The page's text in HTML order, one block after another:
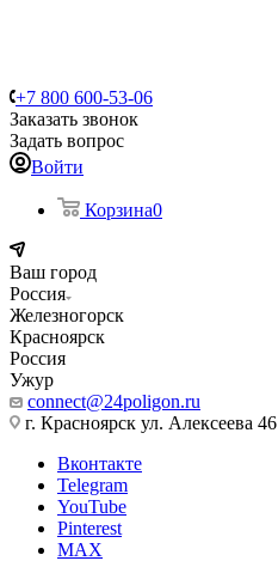
+7 800 600-53-06
Заказать звонок
Задать вопрос
Войти
Корзина0
Ваш город
Россия
Железногорск
Красноярск
Россия
Ужур
connect@24poligon.ru
г. Красноярск ул. Алексеева 46
Вконтакте
Telegram
YouTube
Pinterest
MAX